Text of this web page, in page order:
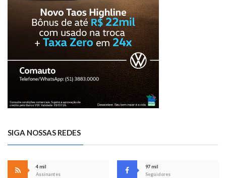
SIGA NOSSAS REDES
4 mil
Assinantes
97 mil
Seguidores